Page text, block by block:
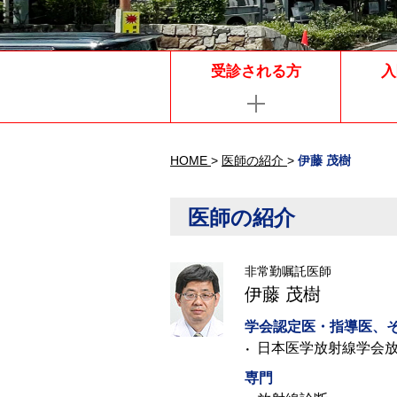
受診される方
HOME > 医師の紹介 > 伊藤 茂樹
医師の紹介
非常勤嘱託医師
伊藤 茂樹
学会認定医・指導医、
日本医学放射線学会
専門